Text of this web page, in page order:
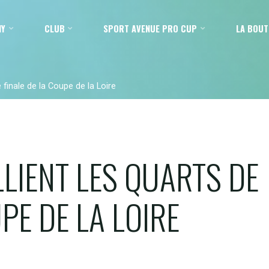
CLUB SPORT AVENUE PRO CUP LA
finale de la Coupe de la Loire
LES QUARTS DE
DE LA LOIRE